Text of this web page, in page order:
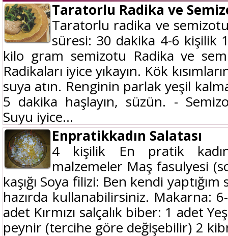
Taratorlu Radika ve
Taratorlu radika ve
süresi: 30 dakika 4-6
kilo gram semizotu Radika ve
Radikaları iyice yıkayın. Kök
suya atın. Renginin parlak yeşil
5 dakika haşlayın, süzün. -
Suyu iyice...
Enpratikkadın Salatası
4 kişilik En pratik
malzemeler Maş fasulyesi
kaşığı Soya filizi: Ben kendi
hazırda kullanabilirsiniz. Makarna:
adet Kırmızı salçalık biber: 1 adet
peynir (tercihe göre değişebilir) 2